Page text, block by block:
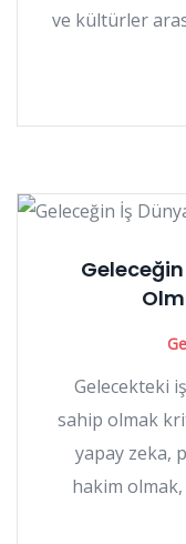
ve kültürler
Geleceğin
Gelecekteki
sahip olmak
yapay zeka,
hakim